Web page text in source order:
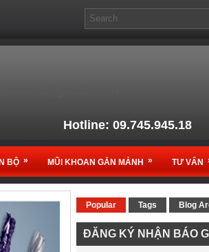
Hotline: 09.745.945.18
Email:
phối chính thức sản phẩm
tạiViệt Nam
BỘ » MŨI KHOAN GẮN MẢNH » TƯ VẤN
Popular Tags Blog
ĐĂNG KÝ NHẬN BÁO